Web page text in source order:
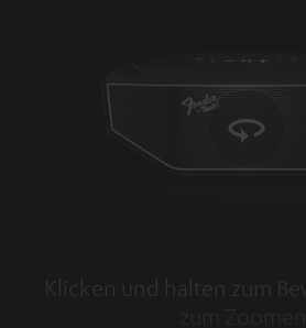
Klicken und halten zum